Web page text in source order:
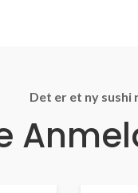
Det er et ny